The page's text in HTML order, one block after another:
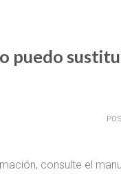
puedo
consulte el